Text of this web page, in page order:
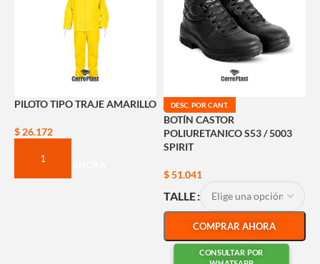
PILOTO TIPO TRAJE AMARILLO
$ 26.172
COMPRAR AHORA
DESC. POR CANT.
BOTÍN CASTOR
POLIURETANICO S53 / 5003
SPIRIT
$51.041
TALLE
COMPRAR AHORA
CONSULTAR POR